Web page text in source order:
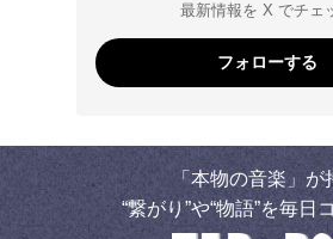
最新情報を X でチェ
フォローする
「本物の音楽」が
“繋がり”や“物語”を毎日